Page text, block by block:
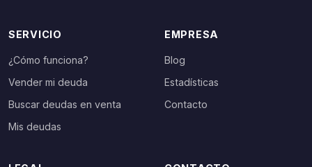
SERVICIO
¿Cómo funciona?
Vender mi deuda
Buscar deudas en venta
Mis deudas
EMPRESA
Blog
Estadísticas
Contacto